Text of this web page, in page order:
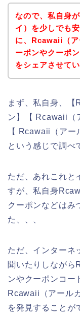
なので、私自身
イ）を少しでも
に、Rcawaii（ア
ーポンやクーポ
をシェアさせて
まず、私自身、
ン】【 Rcawaii（
【 Rcawaii（アー
という感じで調べ
ただ、あれこれと
すが、私自身
クーポンなどはみ
た、、、
ただ、インターネ
聞いたりしながら
ンやクーポンコー
Rcawaii（アール
を発見することが